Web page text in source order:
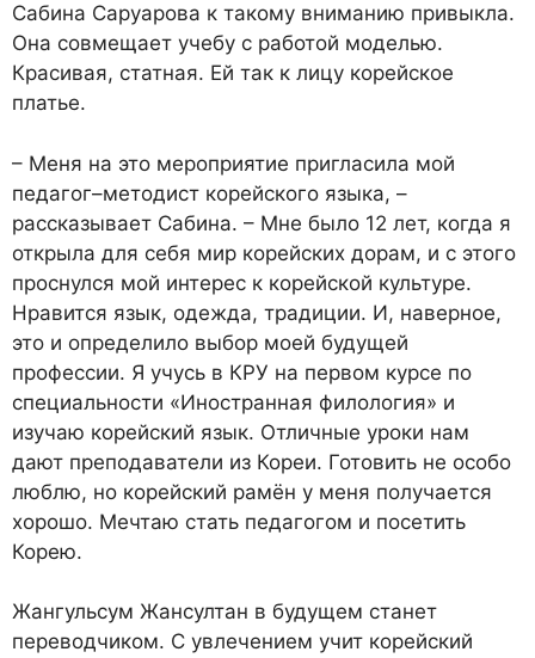
Сабина Саруарова к такому вниманию привыкла.
Она совмещает учебу с работой моделью.
Красивая, статная. Ей так к лицу корейское
платье.
– Меня на это мероприятие пригласила мой
педагог–методист корейского языка, –
рассказывает Сабина. – Мне было 12 лет, когда я
открыла для себя мир корейских дорам, и с этого
проснулся мой интерес к корейской культуре.
Нравится язык, одежда, традиции. И, наверное,
это и определило выбор моей будущей
профессии. Я учусь в КРУ на первом курсе по
специальности «Иностранная филология» и
изучаю корейский язык. Отличные уроки нам
дают преподаватели из Кореи. Готовить не особо
люблю, но корейский рамён у меня получается
хорошо. Мечтаю стать педагогом и посетить
Корею.
Жангульсум Жансултан в будущем станет
переводчиком. С увлечением учит корейский